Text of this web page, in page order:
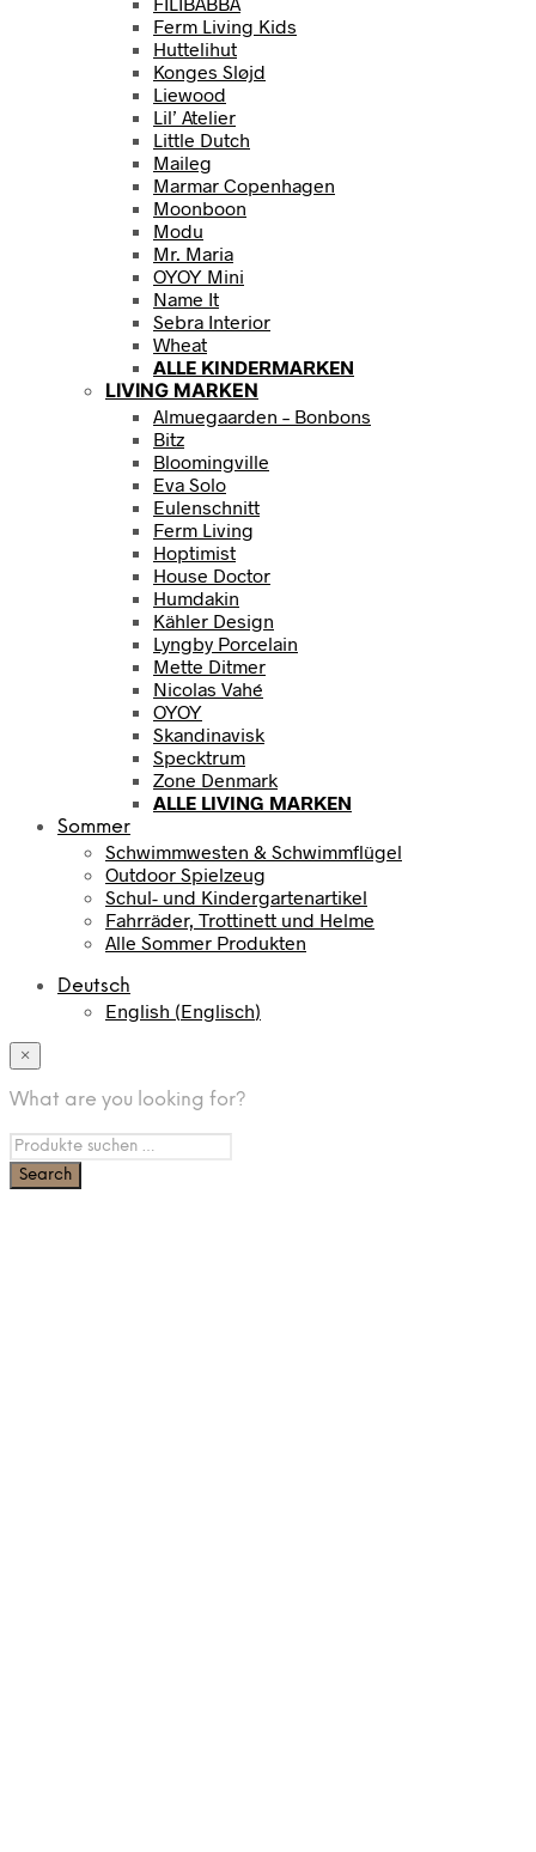
Ferm Living Kids
Huttelihut
Konges Sløjd
Liewood
Lil’ Atelier
Little Dutch
Maileg
Marmar Copenhagen
Moonboon
Modu
Mr. Maria
OYOY Mini
Name It
Sebra Interior
Wheat
ALLE KINDERMARKEN
LIVING MARKEN
Almuegaarden – Bonbons
Bitz
Bloomingville
Eva Solo
Eulenschnitt
Ferm Living
Hoptimist
House Doctor
Humdakin
Kähler Design
Lyngby Porcelain
Mette Ditmer
Nicolas Vahé
OYOY
Skandinavisk
Specktrum
Zone Denmark
ALLE LIVING MARKEN
Sommer
Schwimmwesten & Schwimmflügel
Outdoor Spielzeug
Schul- und Kindergartenartikel
Fahrräder, Trottinett und Helme
Alle Sommer Produkten
Deutsch
English (Englisch)
×
What are you looking for?